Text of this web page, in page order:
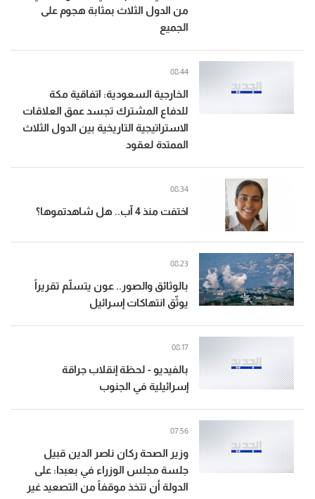
من الدول الثلاث بمثابة هجوم على
الجميع
الخارجية السعودية: اتفاقية مكة
للدفاع المشترك تجسد عمق العلاقات
الاستراتيجية التاريخية بين الدول الثلاث
الممتدة لعقود
08:44
اختفت منذ 4 آب.. هل شاهدتموها؟
08:34
بالوثائق والصور.. عون يتسلّم تقريراً
يوثّق انتهاكات إسرائيل
08:23
بالفيديو - لحظة إنقلاب جراقة
إسرائيلية في الجنوب
08:17
وزير الصحة ركان ناصر الدين قبيل
جلسة مجلس الوزراء في بعبدا: على
الدولة أن تتخذ موقفاً من التصعيد غير
07:56